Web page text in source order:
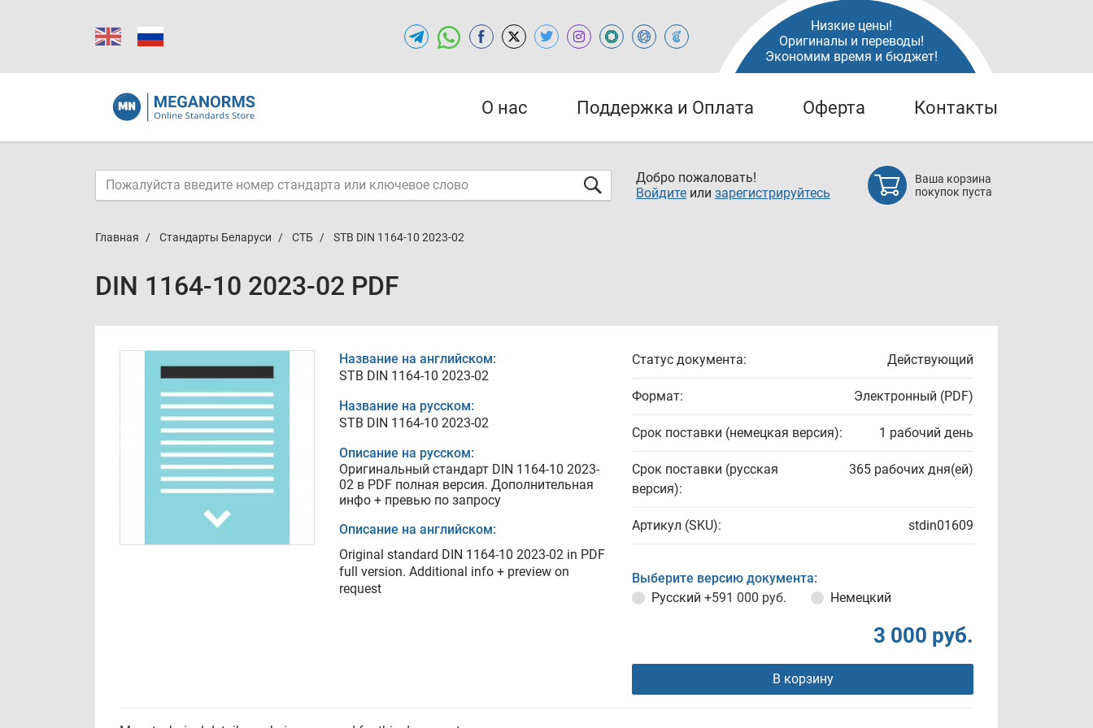
Низкие цены!
Оригиналы и переводы!
Экономим время и бюджет!
О нас Поддержка и Оплата Оферта Контакты
Добро пожаловать!
Войдите или зарегистрируйтесь
Ваша корзина
покупок пуста
Главная Стандарты Беларуси СТБ STB DIN 1164-10 2023-02
DIN 1164-10 2023-02 PDF
Название на английском:
STB DIN 1164-10 2023-02
Название на русском:
STB DIN 1164-10 2023-02
Описание на русском:
Оригинальный стандарт DIN 1164-10 2023-
02 в PDF полная версия. Дополнительная
инфо + превью по запросу
Описание на английском:
Original standard DIN 1164-10 2023-02 in PDF
full version. Additional info + preview on
request
Статус документа: Действующий
Формат: Электронный (PDF)
Срок поставки (немецкая версия): 1 рабочий день
Срок поставки (русская
версия):
365 рабочих дня(ей)
Артикул (SKU): stdin01609
Выберите версию документа:
Русский +591 000 руб. Немецкий
3 000 руб.
В корзину